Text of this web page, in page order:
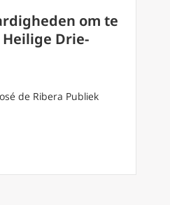
om te
Drie-
de Ribera Publiek
wetenswaardigheden om te delen